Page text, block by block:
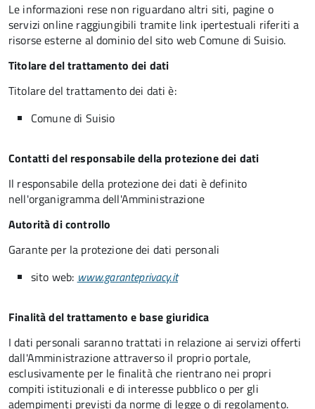
Le informazioni rese non riguardano altri siti, pagine o
servizi online raggiungibili tramite link ipertestuali riferiti a
risorse esterne al dominio del sito web Comune di Suisio.
Titolare del trattamento dei dati
Titolare del trattamento dei dati è:
Comune di Suisio
Contatti del responsabile della protezione dei dati
Il responsabile della protezione dei dati è definito
nell'organigramma dell'Amministrazione
Autorità di controllo
Garante per la protezione dei dati personali
sito web: www.garanteprivacy.it
Finalità del trattamento e base giuridica
I dati personali saranno trattati in relazione ai servizi offerti
dall'Amministrazione attraverso il proprio portale,
esclusivamente per le finalità che rientrano nei propri
compiti istituzionali e di interesse pubblico o per gli
adempimenti previsti da norme di legge o di regolamento.